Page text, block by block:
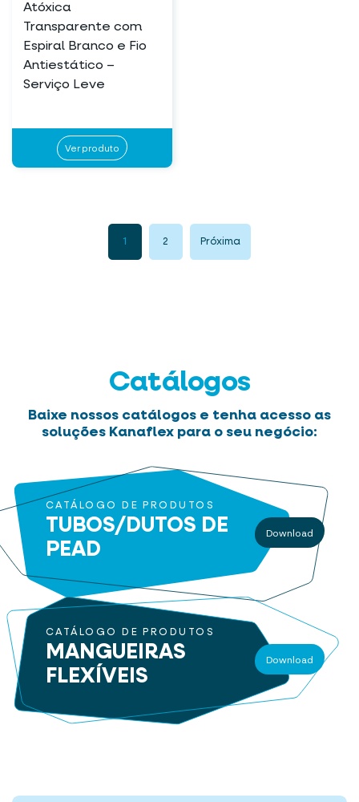
Atóxica
Transparente com
Espiral Branco e Fio
Antiestático –
Serviço Leve
Ver produto
1 2 Próxima
Catálogos
Baixe nossos catálogos e tenha acesso as
soluções Kanaflex para o seu negócio:
CATÁLOGO DE PRODUTOS
TUBOS/DUTOS DE
PEAD
Download
CATÁLOGO DE PRODUTOS
MANGUEIRAS
FLEXÍVEIS
Download